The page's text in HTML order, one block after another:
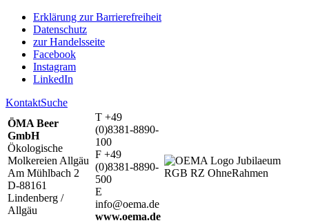
Erklärung zur Barrierefreiheit
Datenschutz
zur Handelsseite
Facebook
Instagram
LinkedIn
KontaktSuche
ÖMA Beer
GmbH
Ökologische
Molkereien Allgäu
Am Mühlbach 2
D-88161
Lindenberg /
Allgäu
T +49
(0)8381-8890-
100
F +49
(0)8381-8890-
500
E
info@oema.de
www.oema.de